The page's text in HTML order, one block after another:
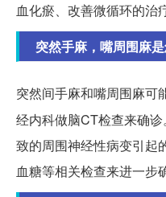
血化瘀、改善微循环的治
突然手麻，嘴周围麻
突然间手麻和嘴周围麻可
经内科做脑CT检查来确
致的周围神经性病变引起
血糖等相关检查来进一步